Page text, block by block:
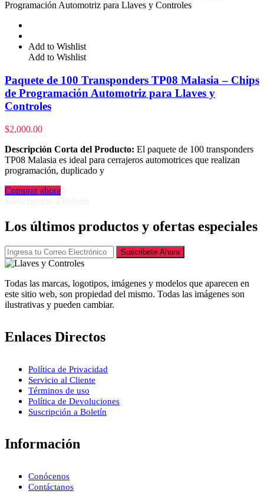
Add to Wishlist
Add to Wishlist
Paquete de 100 Transponders TP08 Malasia – Chips
de Programación Automotriz para Llaves y
Controles
$2,000.00
Descripción Corta del Producto: El paquete de 100 transponders
TP08 Malasia es ideal para cerrajeros automotrices que realizan
programación, duplicado y
Comprar ahora
Los últimos productos y ofertas especiales
Suscribete Ahora
Todas las marcas, logotipos, imágenes y modelos que aparecen en
este sitio web, son propiedad del mismo. Todas las imágenes son
ilustrativas y pueden cambiar.
Enlaces Directos
Política de Privacidad
Servicio al Cliente
Términos de uso
Política de Devoluciones
Suscripción a Boletín
Información
Conócenos
Contáctanos